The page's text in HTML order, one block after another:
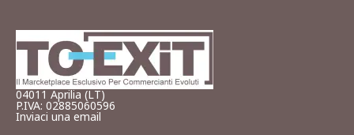
04011 Aprilia (LT)
P.IVA: 02885060596
Inviaci una email